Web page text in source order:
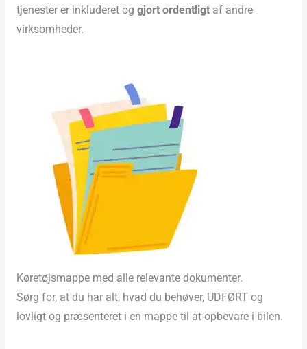
tjenester er inkluderet og gjort ordentligtaf andre
virksomheder.
Køretøjsmappe med alle relevante dokumenter.
Sørg for, at du har alt, hvad du behøver, UDFØRT og
lovligt og præsenteret i en mappe til at opbevare i bilen.